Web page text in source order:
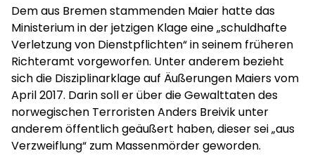
Dem aus Bremen stammenden Maier hatte das
Ministerium in der jetzigen Klage eine „schuldhafte
Verletzung von Dienstpflichten“ in seinem früheren
Richteramt vorgeworfen. Unter anderem bezieht
sich die Disziplinarklage auf Äußerungen Maiers vom
April 2017. Darin soll er über die Gewalttaten des
norwegischen Terroristen Anders Breivik unter
anderem öffentlich geäußert haben, dieser sei „aus
Verzweiflung“ zum Massenmörder geworden.